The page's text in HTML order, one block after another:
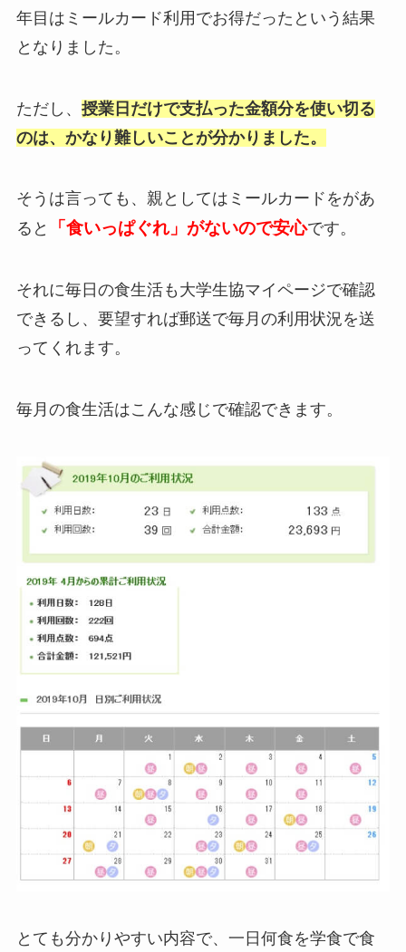
年目はミールカード利用でお得だったという結果
となりました。
ただし、 授業日だけで支払った金額分を使い切る
のは、かなり難しいことが分かりました。
そうは言っても、親としてはミールカードをがあ
ると
「食いっぱぐれ」がないので安心です。
それに毎日の食生活も大学生協マイページで確認
できるし、要望すれば郵送で毎月の利用状況を送
ってくれます。
毎月の食生活はこんな感じで確認できます。
とても分かりやすい内容で、一日何食を学食で食